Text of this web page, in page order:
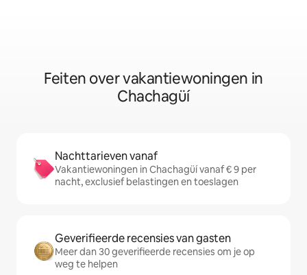
Feiten over vakantiewoningen in
Chachagüí
Nachttarieven vanaf
Vakantiewoningen in Chachagüí vanaf € 9 per
nacht, exclusief belastingen en toeslagen
Geverifieerde recensies van gasten
Meer dan 30 geverifieerde recensies om je op
weg te helpen